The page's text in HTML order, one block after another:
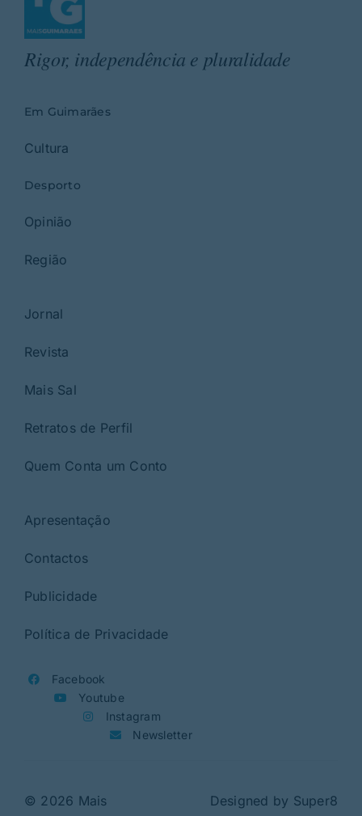
Rigor, independência e pluralidade
Em Guimarães
Cultura
Desporto
Opinião
Região
Jornal
Revista
Mais Sal
Retratos de Perfil
Quem Conta um Conto
Apresentação
Contactos
Publicidade
Política de Privacidade
Facebook
Youtube
Instagram
Newsletter
© 2026 Mais
Designed by Super8